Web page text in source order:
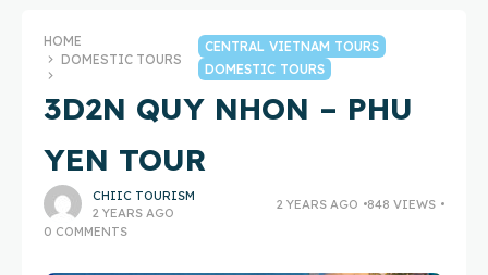
HOME
DOMESTIC TOURS
CENTRAL VIETNAM TOURS
DOMESTIC TOURS
3D2N QUY NHON – PHU
YEN TOUR
CHIIC TOURISM
2 YEARS AGO
2 YEARS AGO
848 VIEWS
0 COMMENTS